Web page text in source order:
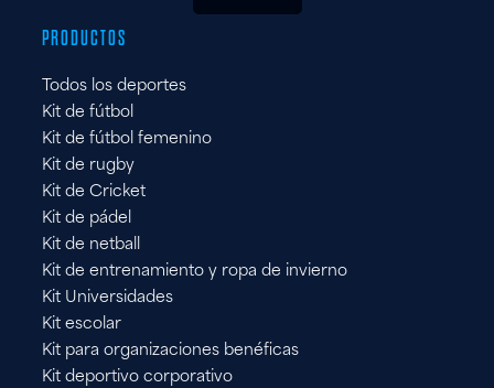
UK
PRODUCTOS
Todos los deportes
Kit de fútbol
Kit de fútbol femenino
Kit de rugby
Kit de Cricket
Kit de pádel
Kit de netball
Kit de entrenamiento y ropa de invierno
Kit Universidades
Kit escolar
Kit para organizaciones benéficas
Kit deportivo corporativo